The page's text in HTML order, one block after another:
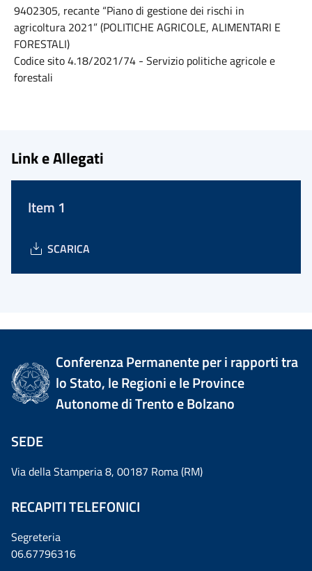
9402305, recante “Piano di gestione dei rischi in
agricoltura 2021” (POLITICHE AGRICOLE, ALIMENTARI E
FORESTALI)
Codice sito 4.18/2021/74 - Servizio politiche agricole e
forestali
Link e Allegati
Item 1
SCARICA
Conferenza Permanente per i rapporti tra
lo Stato, le Regioni e le Province
Autonome di Trento e Bolzano
SEDE
Via della Stamperia 8, 00187 Roma (RM)
RECAPITI TELEFONICI
Segreteria
06.67796316